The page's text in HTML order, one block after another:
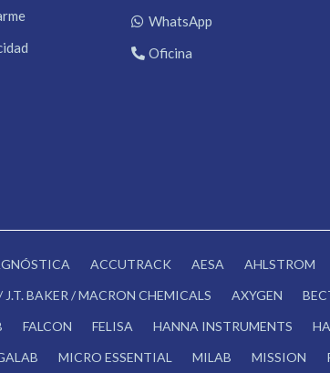
WhatsApp
Oficina
ACCUTRACK AESA AHLSTROM
BAKER / MACRON CHEMICALS AXYGEN
FALCON FELISA HANNA INSTRUMENTS
MICRO ESSENTIAL MILAB MISSION